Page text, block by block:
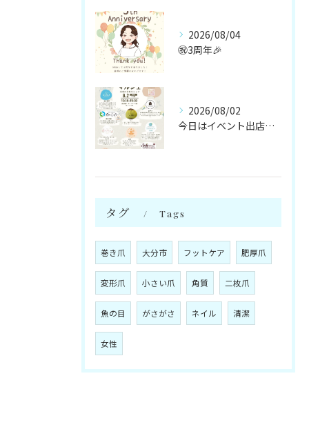
2026/08/04
㊗️3周年🎉
2026/08/02
今日はイベント出店です🌻
タグ Tags
巻き爪 大分市 フットケア 肥厚爪
変形爪 小さい爪 角質 二枚爪
魚の目 がさがさ ネイル 清潔
女性